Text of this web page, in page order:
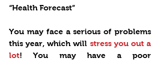
“Health Forecast”
You may face a serious of problems
this year, which will stress you out a
lot! You may have a poor